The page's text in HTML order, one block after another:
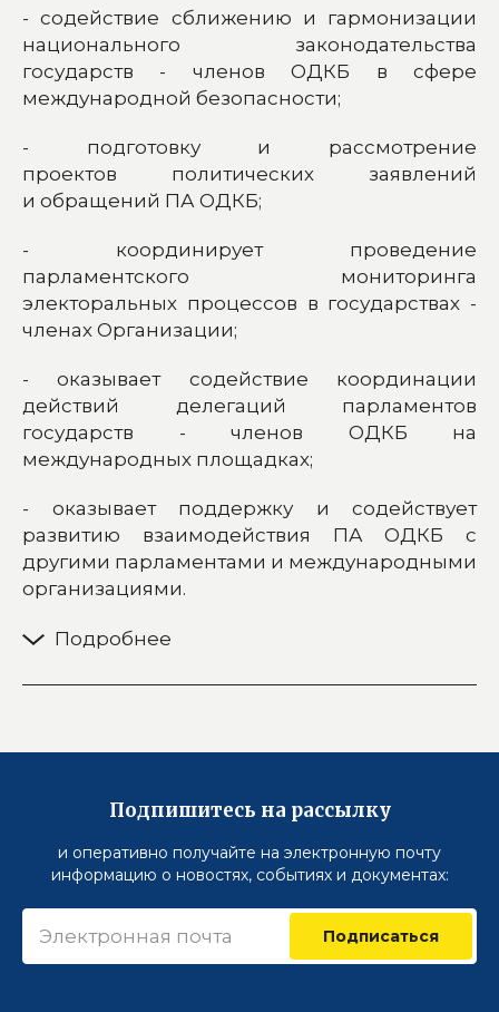
- содействие сближению и гармонизации
национального законодательства
государств - членов ОДКБ в сфере
международной безопасности;
- подготовку и рассмотрение
проектов политических заявлений
и обращений ПА ОДКБ;
- координирует проведение
парламентского мониторинга
электоральных процессов в государствах -
членах Организации;
- оказывает содействие координации
действий делегаций парламентов
государств - членов ОДКБ на
международных площадках;
- оказывает поддержку и содействует
развитию взаимодействия ПА ОДКБ с
другими парламентами и международными
организациями.
Подпишитесь на рассылку
и оперативно получайте на электронную почту
информацию о новостях, событиях и документах:
Подписаться